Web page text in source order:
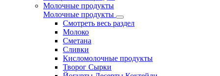
Молочные продукты
Молочные продукты
Смотреть весь раздел
Молоко
Сметана
Сливки
Кисломолочные продукты
Творог Сырки